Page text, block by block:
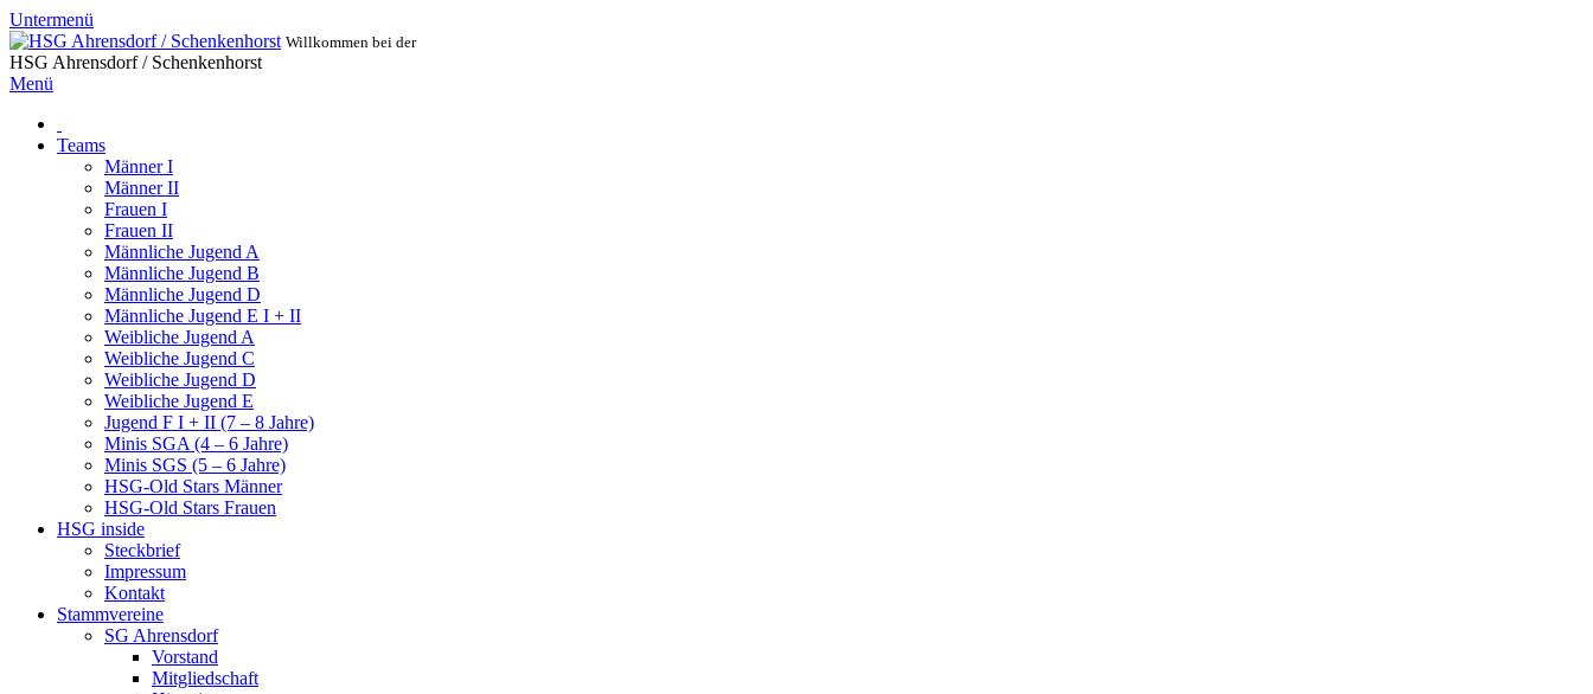
Untermenü
Willkommen bei der
HSG Ahrensdorf / Schenkenhorst
Menü
Teams
Männer I
Männer II
Frauen I
Frauen II
Männliche Jugend A
Männliche Jugend B
Männliche Jugend D
Männliche Jugend E I + II
Weibliche Jugend A
Weibliche Jugend C
Weibliche Jugend D
Weibliche Jugend E
Jugend F I + II (7 – 8 Jahre)
Minis SGA (4 – 6 Jahre)
Minis SGS (5 – 6 Jahre)
HSG-Old Stars Männer
HSG-Old Stars Frauen
HSG inside
Steckbrief
Impressum
Kontakt
Stammvereine
SG Ahrensdorf
Vorstand
Mitgliedschaft